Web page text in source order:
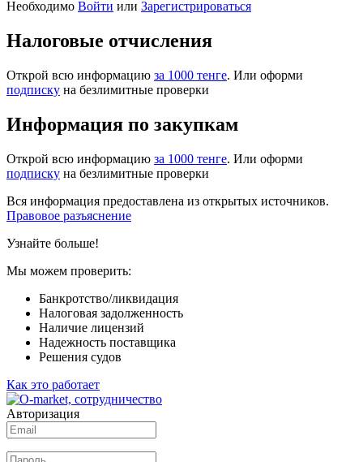
Необходимо Войти или Зарегистрироваться
Налоговые отчисления
Открой всю информацию за 1000 тенге. Или оформи
подписку на безлимитные проверки
Информация по закупкам
Открой всю информацию за 1000 тенге. Или оформи
подписку на безлимитные проверки
Вся информация предоставлена из открытых источников.
Правовое разъяснение
Узнайте больше!
Мы можем проверить:
Банкротство/ликвидация
Налоговая задолженность
Наличие лицензий
Надежность поставщика
Решения судов
Как это работает
Авторизация